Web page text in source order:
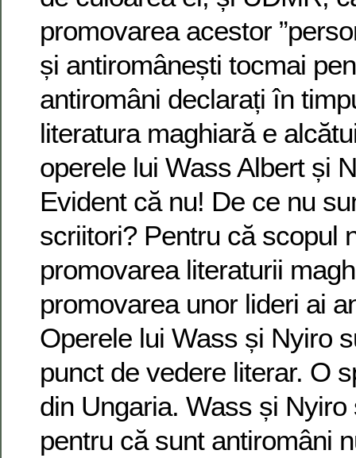
promovarea acestor
și antiromânești tocmai
antiromâni declarați în
literatura maghiară e
operele lui Wass Albert și
Evident că nu! De ce nu
scriitori? Pentru că scopul
promovarea literaturii
promovarea unor lideri ai
Operele lui Wass și Nyiro
punct de vedere literar. O
din Ungaria. Wass și Nyiro
pentru că sunt antiromâni